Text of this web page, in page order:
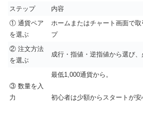
ステップ
内容
① 通貨ペア
を選ぶ
ホームまたはチャート画面で
プ
② 注文方法
を選ぶ
成行・指値・逆指値から選び
③ 数量を入
力
最低1,000通貨から。
初心者は少額からスタートが安